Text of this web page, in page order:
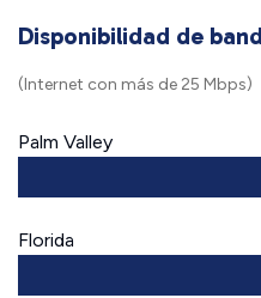
Disponibilidad de
(Internet con más de 25 Mbps)
Palm Valley
Florida